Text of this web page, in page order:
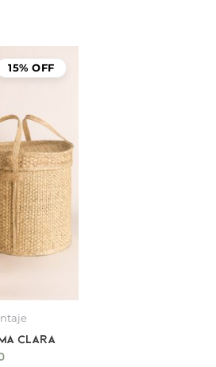
15% OFF
clara